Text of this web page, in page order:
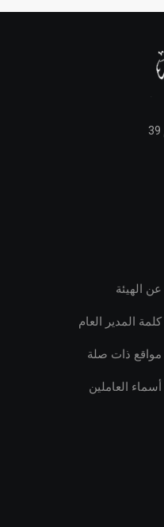
عن الهيئة
كلمة المدير العام
مواقع ذات صلة
أسماء العاملين